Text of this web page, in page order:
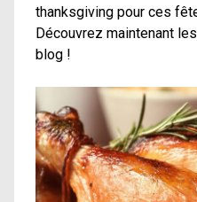
thanksgiving pour ces
Découvrez maintenant
blog !